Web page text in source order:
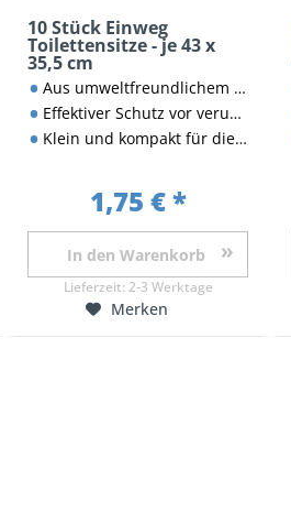
10 Stück Einweg
Toilettensitze - je 43 x
35,5 cm
Aus umweltfreundlichem zersetzbarem Material
Effektiver Schutz vor verunreinigten Toilettenbrillen
Klein und kompakt für die Geldbörse, Tasche etc.
1,75 € *
In den Warenkorb
Lieferzeit: 2-3 Werktage
Merken